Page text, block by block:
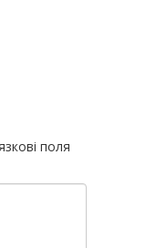
поля